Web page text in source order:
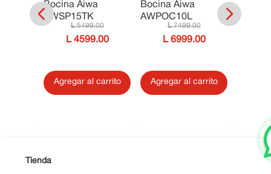
Bocina Aiwa
AWSP15TK
5499.00
4599.00
Agregar al carrito
Bocina Aiwa
AWPOC10L
7499.00
6999.00
Agregar al carrito
Bocina
Tienda